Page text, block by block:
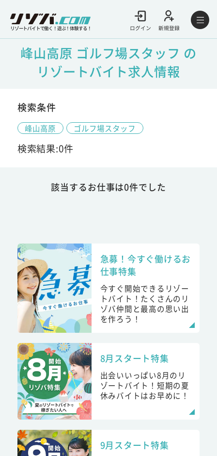
リゾートバイトで働く！遊ぶ！体験する！ ログイン 新規登録
峰山高原 ゴルフ場スタッフ の
リゾートバイト求人情報
検索条件
峰山高原 ゴルフ場スタッフ
検索結果:0件
該当するお仕事は0件でした
急募！今すぐ働けるお
仕事特集
今すぐ開始できるリゾー
トバイト！たくさんのリ
ゾバ仲間と最高の思い出
を作ろう！
8月スタート特集
出会いいっぱい8月のリ
ゾートバイト！短期の夏
休みバイトはお早めに！
9月スタート特集